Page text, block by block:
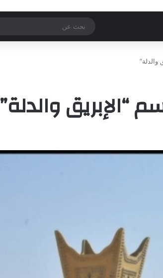
والدلة”